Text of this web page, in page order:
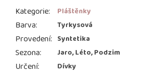
Kategorie: Pláštěnky
Barva: Tyrkysová
Provedení: Syntetika
Sezona: Jaro, Léto, Podzim
Určení: Dívky